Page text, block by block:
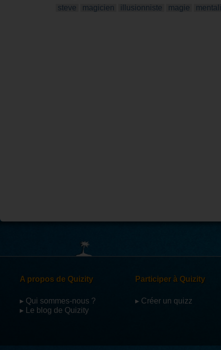
steve
magicien illusionniste magie
A propos de Quizity
▸ Qui sommes-nous ?
▸ Le blog de Quizity
Participer à Quizity
▸ Créer un quizz